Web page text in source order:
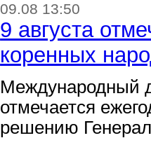
09.08 13:50
9 августа
коренных
Международный
отмечается
решению